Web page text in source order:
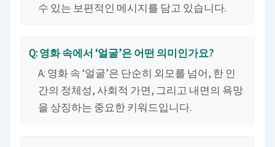
수 있는 보편적인 메시지를 담고 있습니다.
Q: 영화 속에서 ‘얼굴’은 어떤 의미인가요?
A: 영화 속 ‘얼굴’은 단순히 외모를 넘어, 한 인
간의 정체성, 사회적 가면, 그리고 내면의 욕망
을 상징하는 중요한 키워드입니다.